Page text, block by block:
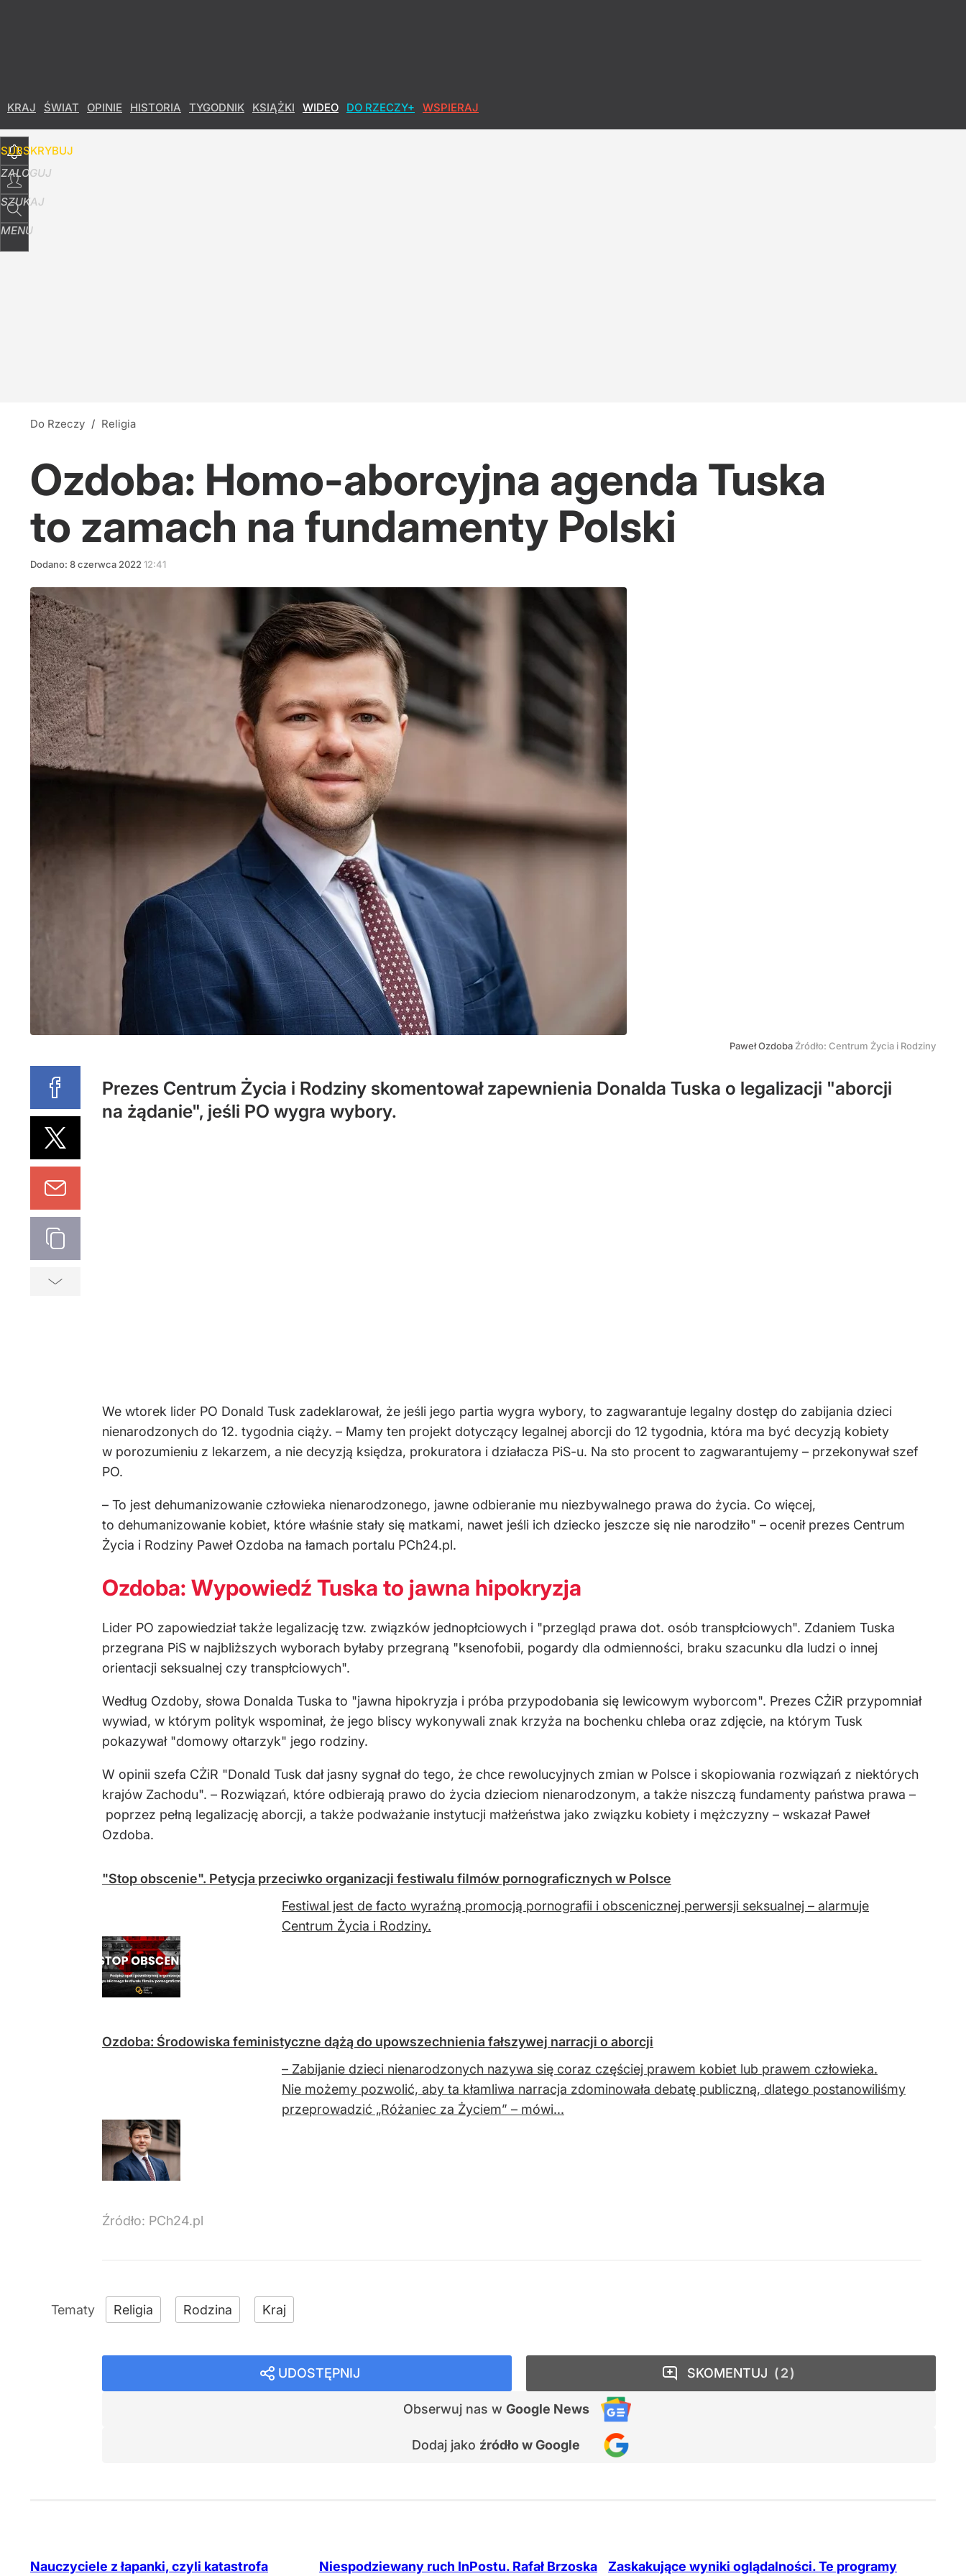
KRAJ ŚWIAT OPINIE HISTORIA TYGODNIK KSIĄŻKI WIDEO DO RZECZY+ WSPIERAJ
SUBSKRYBUJ
ZALOGUJ
SZUKAJ
MENU
Do Rzeczy / Religia
Ozdoba: Homo-aborcyjna agenda Tuska
to zamach na fundamenty Polski
Dodano: 8czerwca 2022 12:41
Paweł Ozdoba Źródło: Centrum Życia i Rodziny
Prezes Centrum Życia i Rodziny skomentował zapewnienia Donalda Tuska o legalizacji "aborcji
na żądanie", jeśli PO wygra wybory.
We wtorek lider PO Donald Tusk zadeklarował, że jeśli jego partia wygra wybory, to zagwarantuje legalny dostęp do zabijania dzieci
nienarodzonych do 12. tygodnia ciąży. – Mamy ten projekt dotyczący legalnej aborcji do 12 tygodnia, która ma być decyzją kobiety
w porozumieniu z lekarzem, a nie decyzją księdza, prokuratora i działacza PiS-u. Na sto procent to zagwarantujemy – przekonywał szef
PO.
– To jest dehumanizowanie człowieka nienarodzonego, jawne odbieranie mu niezbywalnego prawa do życia. Co więcej,
to dehumanizowanie kobiet, które właśnie stały się matkami, nawet jeśli ich dziecko jeszcze się nie narodziło" – ocenił prezes Centrum
Życia i Rodziny Paweł Ozdoba na łamach portalu PCh24.pl.
Ozdoba: Wypowiedź Tuska to jawna hipokryzja
Lider PO zapowiedział także legalizację tzw. związków jednopłciowych i "przegląd prawa dot. osób transpłciowych". Zdaniem Tuska
przegrana PiS w najbliższych wyborach byłaby przegraną "ksenofobii, pogardy dla odmienności, braku szacunku dla ludzi o innej
orientacji seksualnej czy transpłciowych".
Według Ozdoby, słowa Donalda Tuska to "jawna hipokryzja i próba przypodobania się lewicowym wyborcom". Prezes CŻiR przypomniał
wywiad, w którym polityk wspominał, że jego bliscy wykonywali znak krzyża na bochenku chleba oraz zdjęcie, na którym Tusk
pokazywał "domowy ołtarzyk" jego rodziny.
W opinii szefa CŻiR "Donald Tusk dał jasny sygnał do tego, że chce rewolucyjnych zmian w Polsce i skopiowania rozwiązań z niektórych
krajów Zachodu". – Rozwiązań, które odbierają prawo do życia dzieciom nienarodzonym, a także niszczą fundamenty państwa prawa –
poprzez pełną legalizację aborcji, a także podważanie instytucji małżeństwa jako związku kobiety i mężczyzny – wskazał Paweł
Ozdoba.
"Stop obscenie". Petycja przeciwko organizacji festiwalu filmów pornograficznych w Polsce
Festiwal jest de facto wyraźną promocją pornografii i obscenicznej perwersji seksualnej – alarmuje
Centrum Życia i Rodziny.
Ozdoba: Środowiska feministyczne dążą do upowszechnienia fałszywej narracji o aborcji
– Zabijanie dzieci nienarodzonych nazywa się coraz częściej prawem kobiet lub prawem człowieka.
Nie możemy pozwolić, aby ta kłamliwa narracja zdominowała debatę publiczną, dlatego postanowiliśmy
przeprowadzić „Różaniec za Życiem” – mówi...
Źródło: PCh24.pl
Religia Rodzina Kraj
UDOSTĘPNIJ
Obserwuj nas w Google News
Dodaj jako źródło w Google
SKOMENTUJ 2
Nauczyciele z łapanki, czyli katastrofa
Niespodziewany ruch InPostu. Rafał Brzoska
Zaskakujące wyniki oglądalności. Te programy